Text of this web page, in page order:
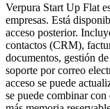
Verpura Start Up Flat
empresas. Está
acceso posterior.
contactos (CRM),
documentos, gestión
soporte por correo
acceso se puede
se puede combinar